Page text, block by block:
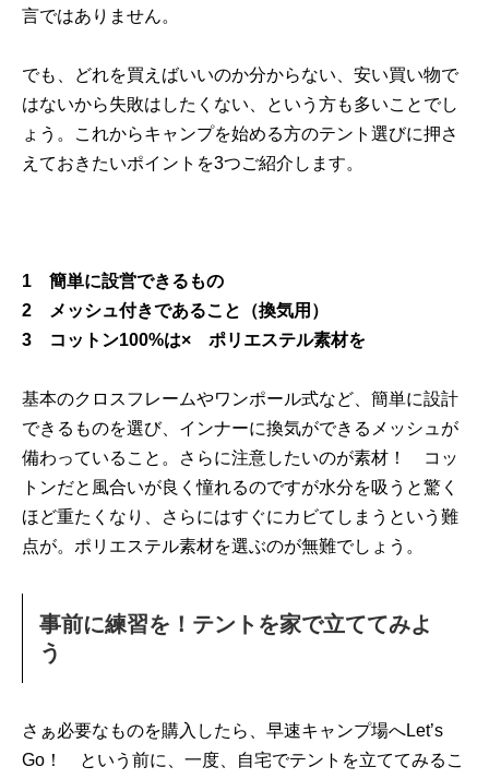
言ではありません。
でも、どれを買えばいいのか分からない、安い買い物で
はないから失敗はしたくない、という方も多いことでし
ょう。これからキャンプを始める方のテント選びに押さ
えておきたいポイントを3つご紹介します。
1 簡単に設営できるもの
2 メッシュ付きであること（換気用）
3 コットン100%は× ポリエステル素材を
基本のクロスフレームやワンポール式など、簡単に設計
できるものを選び、インナーに換気ができるメッシュが
備わっていること。さらに注意したいのが素材！ コッ
トンだと風合いが良く憧れるのですが水分を吸うと驚く
ほど重たくなり、さらにはすぐにカビてしまうという難
点が。ポリエステル素材を選ぶのが無難でしょう。
事前に練習を！テントを家で立ててみよ
う
さぁ必要なものを購入したら、早速キャンプ場へLet’s
Go！ という前に、一度、自宅でテントを立ててみるこ